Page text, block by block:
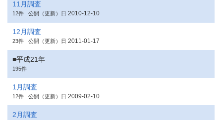
11月調査
12件 公開（更新）日 2010-12-10
12月調査
23件 公開（更新）日 2011-01-17
■平成21年
195件
1月調査
12件 公開（更新）日 2009-02-10
2月調査